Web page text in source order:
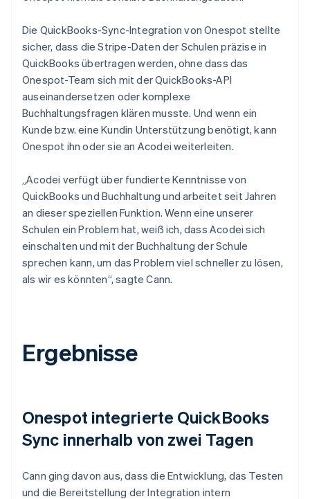
Die QuickBooks-Sync-Integration von Onespot stellte
sicher, dass die Stripe-Daten der Schulen präzise in
QuickBooks übertragen werden, ohne dass das
Onespot-Team sich mit der QuickBooks-API
auseinandersetzen oder komplexe
Buchhaltungsfragen klären musste. Und wenn ein
Kunde bzw. eine Kundin Unterstützung benötigt, kann
Onespot ihn oder sie an Acodei weiterleiten.
„Acodei verfügt über fundierte Kenntnisse von
QuickBooks und Buchhaltung und arbeitet seit Jahren
an dieser speziellen Funktion. Wenn eine unserer
Schulen ein Problem hat, weiß ich, dass Acodei sich
einschalten und mit der Buchhaltung der Schule
sprechen kann, um das Problem viel schneller zu lösen,
als wir es könnten“, sagte Cann.
Ergebnisse
Onespot integrierte QuickBooks
Sync innerhalb von zwei Tagen
Cann ging davon aus, dass die Entwicklung, das Testen
und die Bereitstellung der Integration intern